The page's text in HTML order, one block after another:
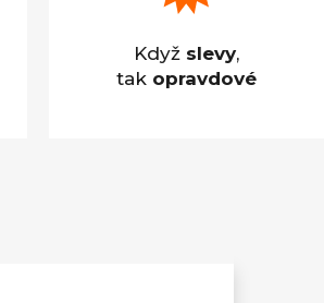
Když slevy,
tak opravdové